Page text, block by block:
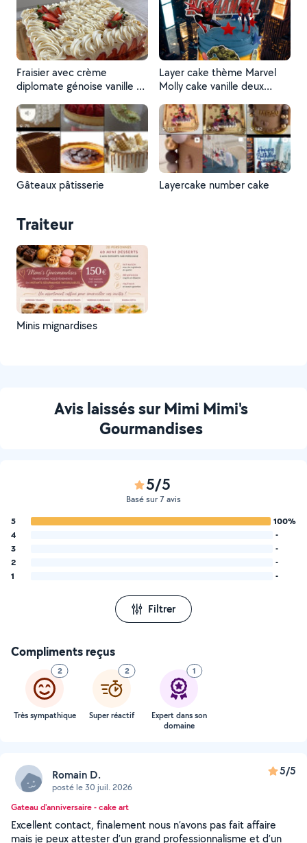
spéculos/ croustillant
spéculos crêpe dentelle
Fraisier avec crème
diplomate génoise vanille et
Layer cake thème Marvel
Molly cake vanille deux
ganache montée vanille
Gâteaux pâtisserie Layercake number cake
Traiteur
Minis mignardises
Avis laissés sur Mimi Mimi's
Gourmandises
5/5
Basé sur 7 avis
5
100%
4
-
3
-
2
-
1
-
Filtrer
Compliments reçus
2
Très sympathique
2
Super réactif
1
Expert dans son
domaine
Romain D.
posté le 30 juil. 2026
5/5
Gateau d'anniversaire - cake art
Excellent contact, finalement nous n’avons pas fait affaire
mais je peux attester d’un grand professionnalisme et d’un